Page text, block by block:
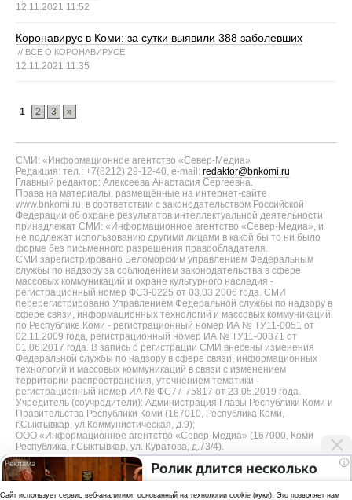
12.11.2021 11:52
Коронавирус в Коми: за сутки выявили 388 заболевших
// ВСЕ О КОРОНАВИРУСЕ
12.11.2021 11:35
1 2 3 »
СМИ: «Информационное агентство «Север-Медиа»
Редакция: тел.: +7(8212) 29-12-40, e-mail: redaktor@bnkomi.ru
Главный редактор: Алексеева Анастасия Сергеевна.
Права на материалы, размещённые на интернет-сайте
www.bnkomi.ru, в соответствии с законодательством Российской
Федерации об охране результатов интеллектуальной деятельности
принадлежат СМИ: «Информационное агентство «Север-Медиа», и
не подлежат использованию другими лицами в какой бы то ни было
форме без письменного разрешения правообладателя.
СМИ зарегистрировано Беломорским управлением Федеральным
службы по надзору за соблюдением законодательства в сфере
массовых коммуникаций и охране культурного наследия -
регистрационный номер ФС3-0225 от 03.03.2006 года. СМИ
перерегистрировано Управлением Федеральной службы по надзору в
сфере связи, информационных технологий и массовых коммуникаций
по Республике Коми - регистрационный номер ИА № ТУ11-0051 от
02.11.2009 года, регистрационный номер ИА № ТУ11-00371 от
01.06.2017 года. В запись о регистрации СМИ внесены изменения
Федеральной службы по надзору в сфере связи, информационных
технологий и массовых коммуникаций в связи с изменением
территории распространения, уточнением тематики -
регистрационный номер ИА № ФС77-75817 от 23.05.2019 года.
Учредитель (соучредители): Администрация Главы Республики Коми и
Правительства Республики Коми (167010, Республика Коми,
г.Сыктывкар, ул.Коммунистическая, д.9);
ООО «Информационное агентство «Север-Медиа» (167000, Коми
Республика, г.Сыктывкар, ул. Куратова, д.73/4).
Разработка сайта — web-студия «Цифровой Век»
i
Ролик длится несколько
Cайт использует сервис веб-аналитики, основанный на технологии cookie (куки). Это позволяет нам